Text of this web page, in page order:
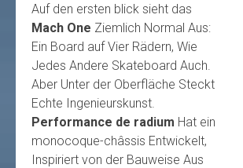
Auf den ersten blick sieht das
Mach One Ziemlich Normal Aus:
Ein Board auf Vier Rädern, Wie
Jedes Andere Skateboard Auch.
Aber Unter der Oberfläche Steckt
Echte Ingenieurskunst.
Performance de radium Hat ein
monocoque-châssis Entwickelt,
Inspiriert von der Bauweise Aus